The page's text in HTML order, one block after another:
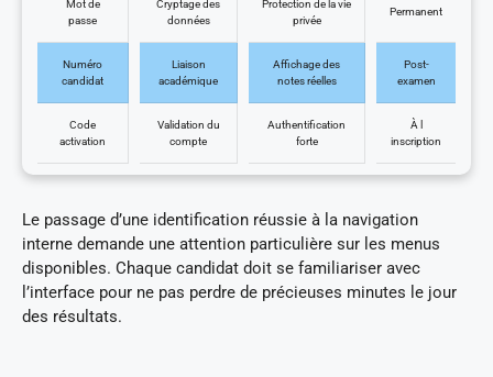
Mot de
passe
Cryptage des
données
Protection de la vie
privée
Permanent
Numéro
candidat
Liaison
académique
Affichage des
notes réelles
Post-
examen
Code
activation
Validation du
compte
Authentification
forte
À l
inscription
Le passage d’une identification réussie à la navigation
interne demande une attention particulière sur les menus
disponibles. Chaque candidat doit se familiariser avec
l’interface pour ne pas perdre de précieuses minutes le jour
des résultats.